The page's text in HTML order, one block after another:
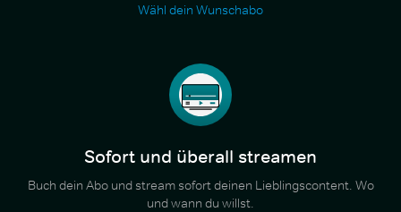
Wähl dein Wunschabo
Sofort und überall streamen
Buch dein Abo und stream sofort deinen Lieblingscontent. Wo
und wann du willst.